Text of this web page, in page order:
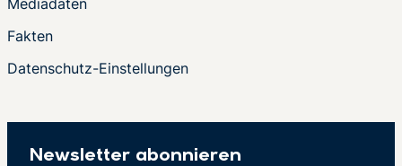
Mediadaten
Fakten
Datenschutz-Einstellungen
Newsletter abonnieren